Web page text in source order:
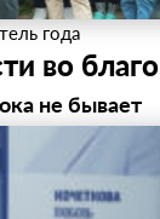
года
во благо
не бывает